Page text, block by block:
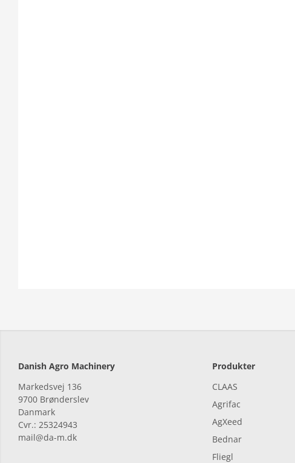
Danish Agro Machinery
Markedsvej 136
9700 Brønderslev
Danmark
Cvr.: 25324943
mail@da-m.dk
Produkter
CLAAS
Agrifac
AgXeed
Bednar
Fliegl